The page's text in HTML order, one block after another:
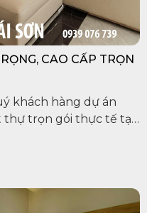
CAO CẤP TRỌN
khách hàng dự án
trọn gói thực tế tại